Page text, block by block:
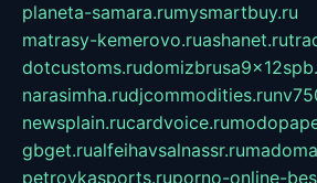
planeta-samara.rumysmartbuy.ru
matrasy-kemerovo.ruashanet.ru
dotcustoms.ru
narasimha.rudjcommodities.ru
newsplain.rucardvoice.ru
gbget.rualfeihavsalnassr.ru
petrovkasports.ruporno-online-